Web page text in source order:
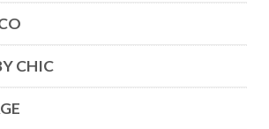
CHIC